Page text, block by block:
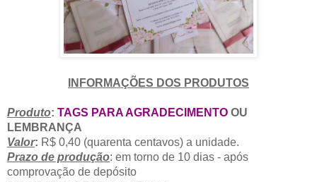
INFORMAÇÕES DOS PRODUTOS
Produto: TAGS PARA AGRADECIMENTO OU
LEMBRANÇA
Valor: R$ 0,40 (quarenta centavos) a unidade.
Prazo de produção: em torno de 10 dias - após
comprovação de depósito